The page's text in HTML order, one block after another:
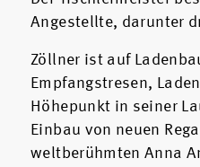
Angestellte, darunter
Zöllner ist auf
Empfangstresen,
Höhepunkt in seiner
Einbau von neuen
weltberühmten Anna